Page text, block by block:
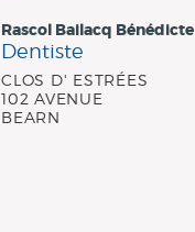
Rascol Bailacq Bénédicte
Dentiste
CLOS D' ESTRÉES
102 AVENUE
BEARN